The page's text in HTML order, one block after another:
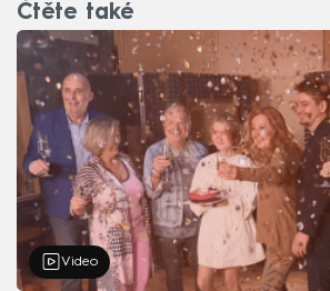
Čtěte také
Video